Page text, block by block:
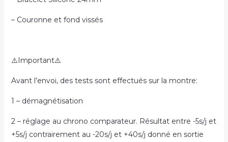
– Couronne et fond vissés
⚠️Important⚠️
Avant l’envoi, des tests sont effectués sur la montre:
1 – démagnétisation
2 – réglage au chrono comparateur. Résultat entre -5s/j et
+5s/j contrairement au -20s/j et +40s/j donné en sortie